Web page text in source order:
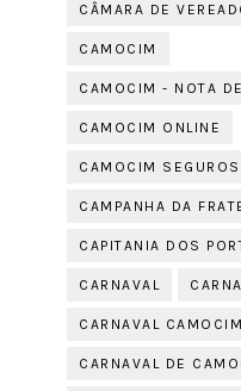
CÂMARA DE
CAMOCIM
CAMOCIM - NOTA
CAMOCIM ONLINE
CAMOCIM SEGUROS
CAMPANHA DA
CAPITANIA DOS
CARNAVAL
CARNAVAL CAMOCIM
CARNAVAL DE